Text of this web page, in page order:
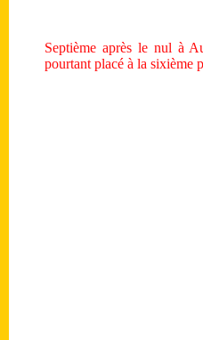
Septième après le nul à
pourtant placé à la sixième